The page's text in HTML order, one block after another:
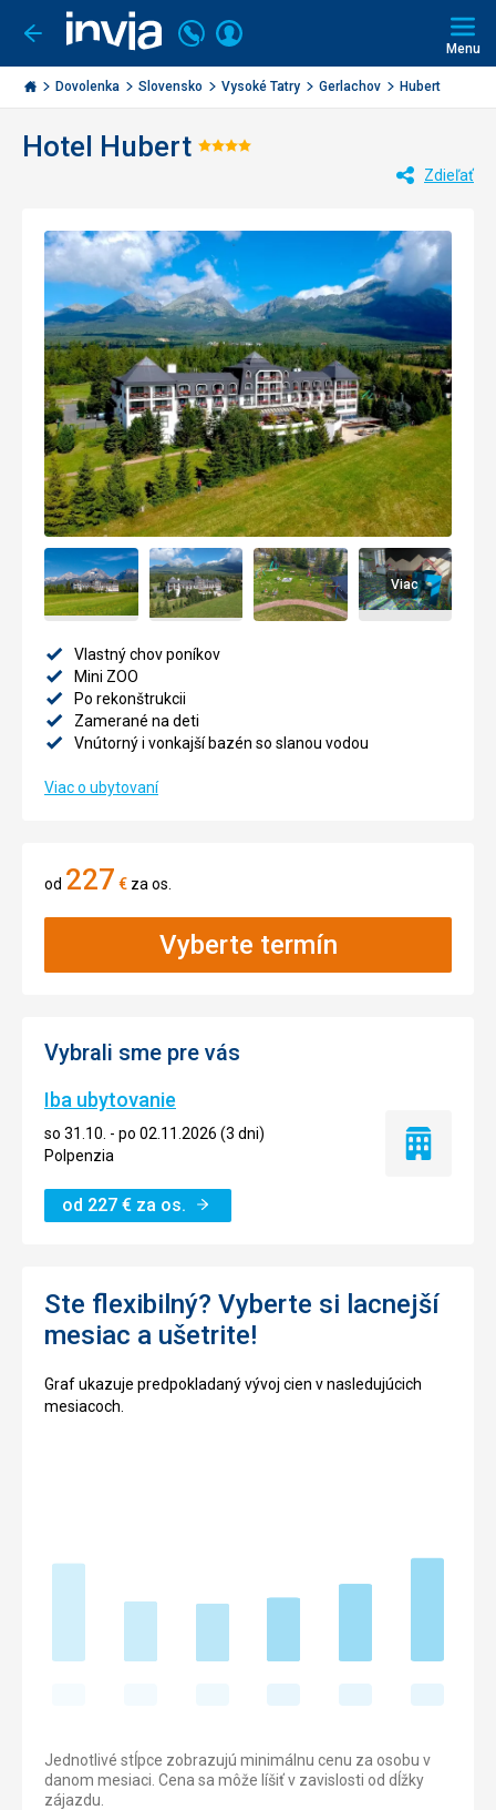
Ísť
späť
Invia.sk
Volajte
+421
2
3221
Prihlásiť
Menu
Dovolenka Slovensko Vysoké Tatry Gerlachov Hubert
Hotel Hubert Hodnotenie:
Zdieľať
Viac
Vlastný chov poníkov
Mini ZOO
Po rekonštrukcii
Zamerané na deti
Vnútorný i vonkajší bazén so slanou vodou
Viac o ubytovaní
od 227 € za os.
Vyberte termín
Vybrali sme pre vás
Iba ubytovanie
so 31.10. - po 02.11.2026 (3 dni)
Polpenzia
od 227 € za os.
Iba
Ste flexibilný? Vyberte si lacnejší
mesiac a ušetrite!
Graf ukazuje predpokladaný vývoj cien v nasledujúcich
mesiacoch.
Jednotlivé stĺpce zobrazujú minimálnu cenu za osobu v
danom mesiaci. Cena sa môže líšiť v zavislosti od dĺžky
zájazdu.